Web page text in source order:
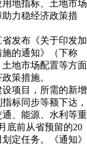
地指标、土地市场
力稳经济政策措
发布《关于印发加
的通知》（下称
土地市场配置等方面
策措施。
项目，所需的新增
标同步等额下达，
、能源、水利等重
底前从省预留的20
定任务。《通知》